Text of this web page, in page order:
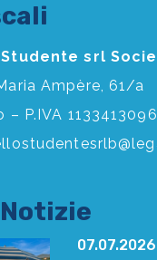
srl
Ampère, 61/a
– P.IVA
07.07.2026